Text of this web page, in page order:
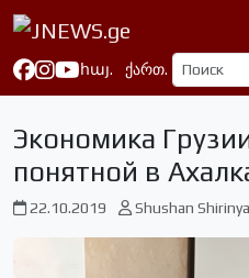
հայ. ქართ.
Экономика
понятной в
22.10.2019 Shushan